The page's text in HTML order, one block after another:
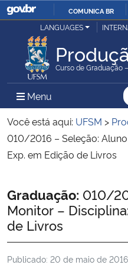
COMUNICA BR
Ministério da Justiça e Segurança
Ministério da Defesa
Ministério das Relações Exteriores
Ministério da Economia
Ministério da Agricultura, Pecuária e
Ministério da Educação
LANGUAGES
Curso de Graduação
Menu Menu Principal
Você está aqui: UFSM >
010/2016 – Seleção:
Exp. em Edição de Livros
Início do conteúdo
Graduação: 010/
Monitor –
de Livros
Publicado: 20 de maio de